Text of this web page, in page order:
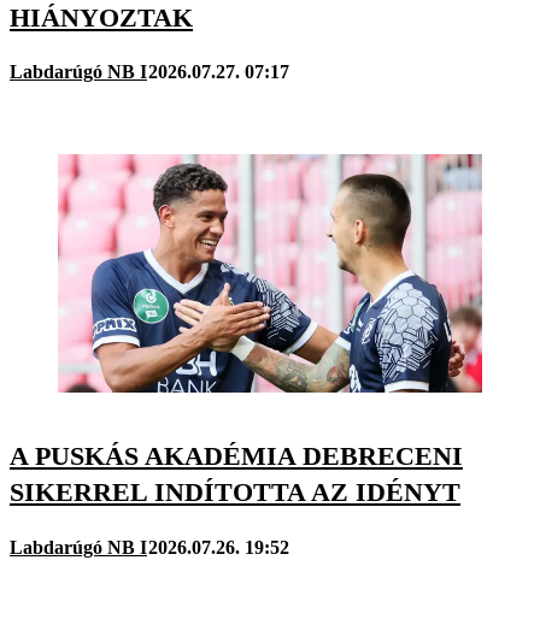
HIÁNYOZTAK
Labdarúgó NB I2026.07.27. 07:17
A PUSKÁS AKADÉMIA DEBRECENI
SIKERREL INDÍTOTTA AZ IDÉNYT
Labdarúgó NB I2026.07.26. 19:52